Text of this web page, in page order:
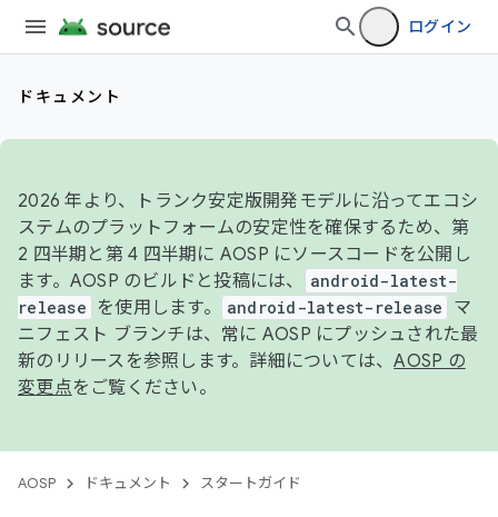
ログイン
ドキュメント
2026 年より、トランク安定版開発モデルに沿ってエコシ
ステムのプラットフォームの安定性を確保するため、第
2 四半期と第 4 四半期に AOSP にソースコードを公開し
ます。AOSP のビルドと投稿には、
android-latest-
release
を使用します。 android-latest-release
マ
ニフェスト ブランチは、常に AOSP にプッシュされた最
新のリリースを参照します。詳細については、AOSP の
変更点をご覧ください。
AOSP ドキュメント スタートガイド